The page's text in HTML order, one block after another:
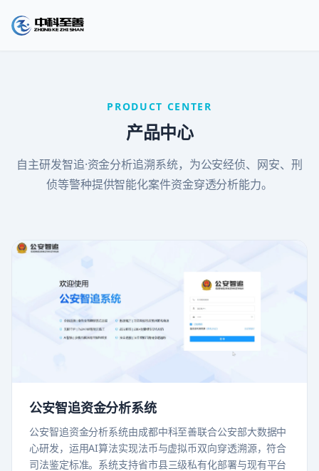
PRODUCT CENTER
产品中心
自主研发智追·资金分析追溯系统，为公安经侦、网安、刑
侦等警种提供智能化案件资金穿透分析能力。
公安智追资金分析系统
公安智追资金分析系统由成都中科至善联合公安部大数据中
心研发，运用AI算法实现法币与虚拟币双向穿透溯源，符合
司法鉴定标准。系统支持省市县三级私有化部署与现有平台